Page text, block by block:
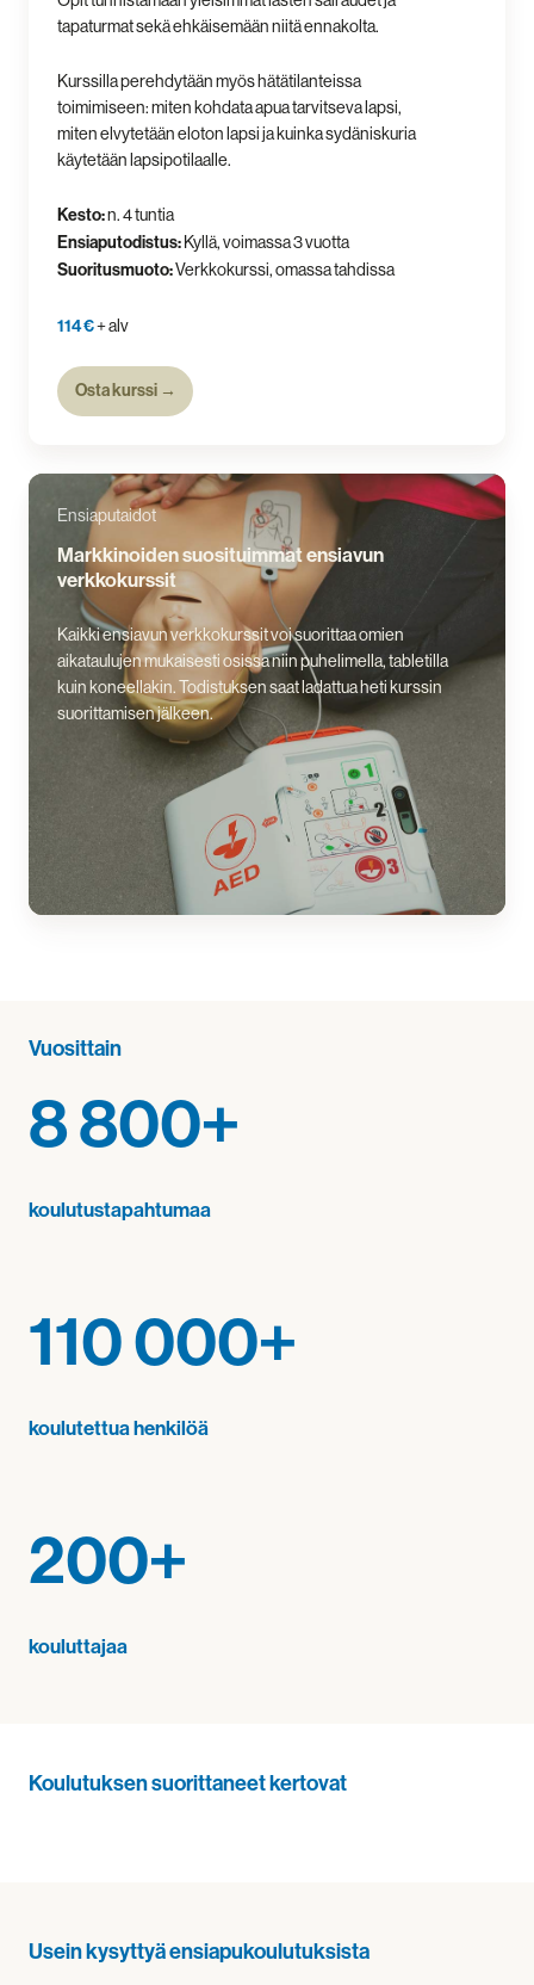
tapaturmat sekä ehkäisemään niitä ennakolta.
Kurssilla perehdytään myös hätätilanteissa
toimimiseen: miten kohdata apua tarvitseva lapsi,
miten elvytetään eloton lapsi ja kuinka sydäniskuria
käytetään lapsipotilaalle.
Kesto:n. 4 tuntia
Ensiaputodistus: Kyllä, voimassa 3 vuotta
Suoritusmuoto:Verkkokurssi, omassa tahdissa
114 €+ alv
Osta kurssi →
Ensiaputaidot
Markkinoiden suosituimmat ensiavun
verkkokurssit
Kaikki ensiavun verkkokurssit voi suorittaa omien
aikataulujen mukaisesti osissa niin puhelimella, tabletilla
kuin koneellakin. Todistuksen saat ladattua heti kurssin
suorittamisen jälkeen.
Vuosittain
8 800+
koulutustapahtumaa
110 000+
koulutettua henkilöä
200+
kouluttajaa
Koulutuksen suorittaneet kertovat
Usein kysyttyä ensiapukoulutuksista